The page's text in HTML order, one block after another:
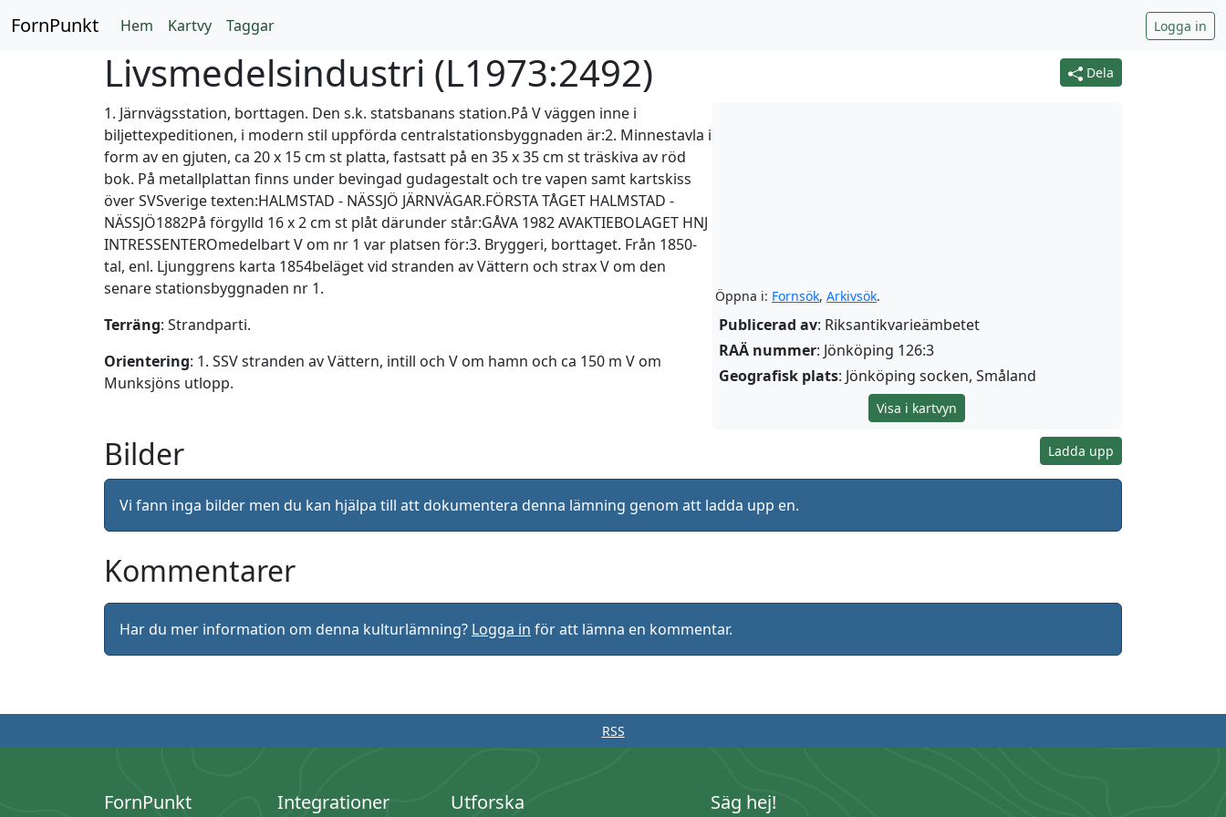
FornPunkt Hem Kartvy Taggar Logga in
Dela
Livsmedelsindustri (L1973:2492)
Öppna i: Fornsök, Arkivsök.
Publicerad av: Riksantikvarieämbetet
RAÄ nummer: Jönköping 126:3
Geografisk plats: Jönköping socken, Småland
Visa i kartvyn
1. Järnvägsstation, borttagen. Den s.k. statsbanans station.På V väggen inne i
biljettexpeditionen, i modern stil uppförda centralstationsbyggnaden är:2. Minnestavla i
form av en gjuten, ca 20 x 15 cm st platta, fastsatt på en 35 x 35 cm st träskiva av röd
bok. På metallplattan finns under bevingad gudagestalt och tre vapen samt kartskiss
över SVSverige texten:HALMSTAD - NÄSSJÖ JÄRNVÄGAR.FÖRSTA TÅGET HALMSTAD -
NÄSSJÖ1882På förgylld 16 x 2 cm st plåt därunder står:GÅVA 1982 AVAKTIEBOLAGET HNJ
INTRESSENTEROmedelbart V om nr 1 var platsen för:3. Bryggeri, borttaget. Från 1850-
tal, enl. Ljunggrens karta 1854beläget vid stranden av Vättern och strax V om den
senare stationsbyggnaden nr 1.
Terräng: Strandparti.
Orientering: 1. SSV stranden av Vättern, intill och V om hamn och ca 150 m V om
Munksjöns utlopp.
Ladda upp
Bilder
Vi fann inga bilder men du kan hjälpa till att dokumentera denna lämning genom att ladda upp en.
Kommentarer
Har du mer information om denna kulturlämning? Logga in för att lämna en kommentar.
RSS
FornPunkt Integrationer Utforska Säg hej!